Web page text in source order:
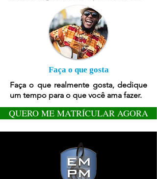
Faça o que gosta
Faça o que realmente gosta, dedique
um tempo para o que você ama fazer.
QUERO ME MATRÍCULAR AGORA